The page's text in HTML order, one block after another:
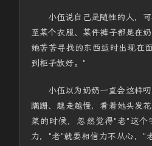
小伍说自己是随性的人，
至某个衣服、某件裤子都是在
她苦苦寻找的东西适时出现在
到柜子放好。"
小伍以为奶奶一直会这样
蹒跚、越走越慢，看着她头发
菜的时候，忽然觉得"老"这
力，"老"就要相信力不从心，"